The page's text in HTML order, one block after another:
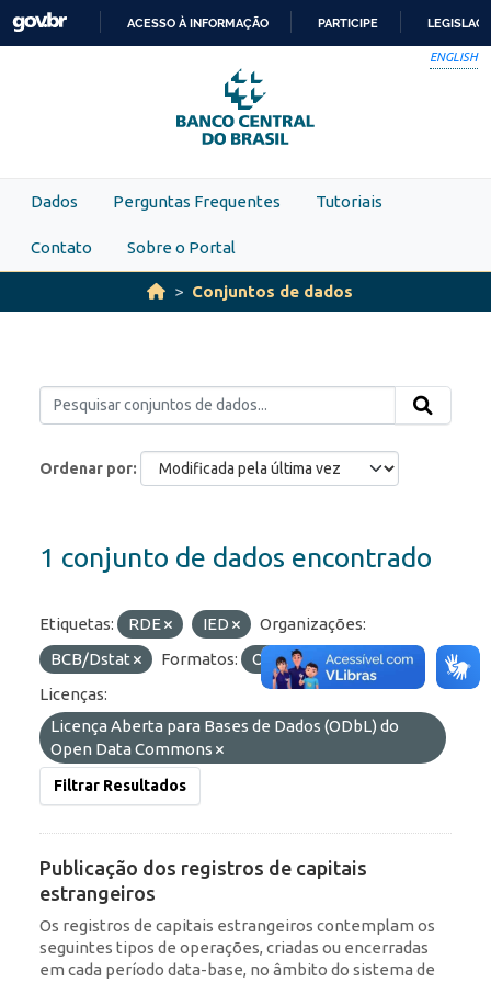
Skip to main content
PARA
O
CONTEÚDO
ACESSO À INFORMAÇÃO PARTICIPE
ENGLISH
Dados Perguntas Frequentes Tutoriais
Contato Sobre o Portal
Conjuntos de dados
Ordenar por
1 conjunto de dados encontrado
Etiquetas: RDE IED
Organizações:
BCB/Dstat
Formatos: OData
HTML
Licenças:
Licença Aberta para Bases de Dados (ODbL) do
Open Data Commons
Filtrar Resultados
Publicação dos registros de capitais
estrangeiros
Os registros de capitais estrangeiros contemplam os
seguintes tipos de operações, criadas ou encerradas
em cada período data-base, no âmbito do sistema de